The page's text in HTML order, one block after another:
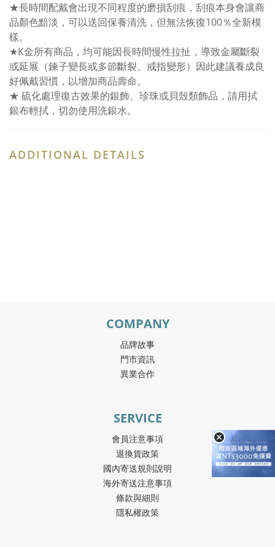
★長時間配戴會出現不同程度的磨損刮痕，刮痕本身會讓商
品顏色黯淡，可以送回保養清洗，但無法恢復100％全新模
樣。
★K金所有商品，均可能因長時間慢性拉扯，導致金屬斷裂
或延展（鍊子變長或多節斷裂、戒指變形）因此建議養成良
好佩戴習慣，以增加商品壽命。
★ 硫化處理復古效果的銀飾、珍珠或貝殼類飾品，請用拭
銀布輕拭，切勿使用洗銀水。
ADDITIONAL DETAILS
COMPANY
品牌故事
門市資訊
異業合作
SERVICE
會員注意事項
退換貨政策
國內寄送規則說明
海外寄送注意事項
條款與細則
隱私權政策